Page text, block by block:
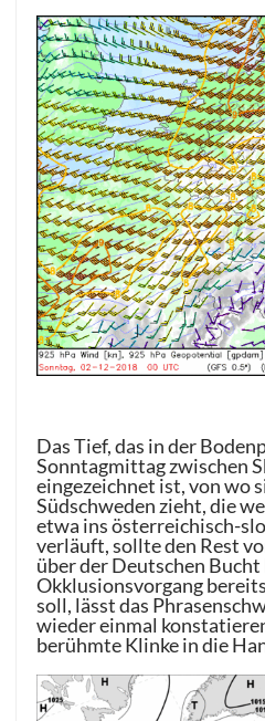
Das Tief, das in der
Sonntagmittag zwischen
eingezeichnet ist, von wo
Südschweden zieht, die
etwa ins österreichisch-
verläuft, sollte den Rest
über der Deutschen Bucht
Okklusionsvorgang
soll, lässt das
wieder einmal
berühmte Klinke in die